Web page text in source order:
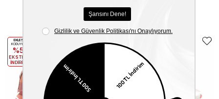
Benzer Ürünler
EKLE5
KODUYLA
%5
EKSTRA
İNDİRİM
KODUYLA
%5